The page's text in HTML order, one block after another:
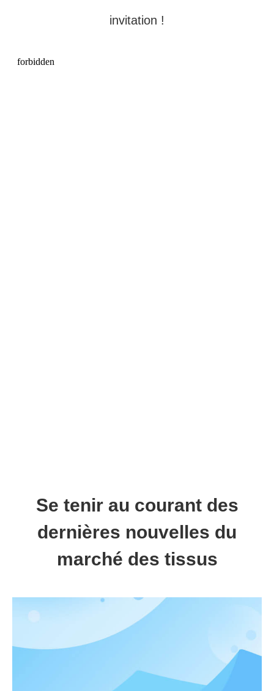
invitation !
Se tenir au courant des
dernières nouvelles du
marché des tissus